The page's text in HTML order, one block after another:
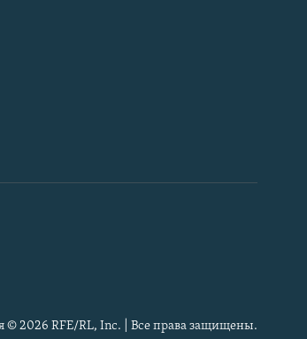
© 2026 RFE/RL, Inc. | Все права защищены.